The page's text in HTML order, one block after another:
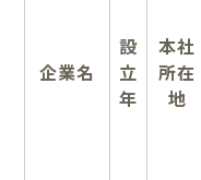
企業名
設
立
年
本社
所在
地